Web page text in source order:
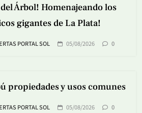
del Árbol! Homenajeando los
gigantes de La Plata!
PORTAL SOL 05/08/2026 0
propiedades y usos comunes
PORTAL SOL 05/08/2026 0